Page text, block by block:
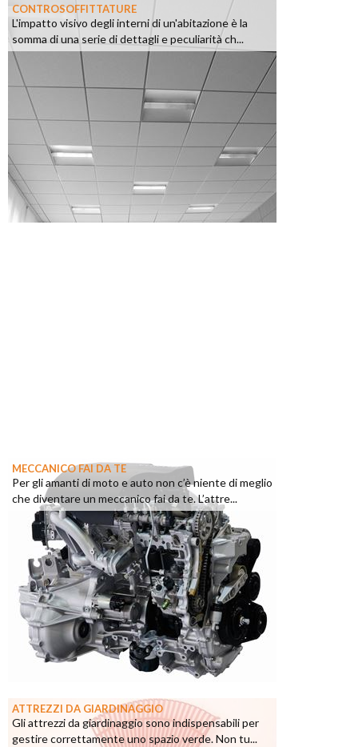
CONTROSOFFITTATURE
L'impatto visivo degli interni di un'abitazione è la
somma di una serie di dettagli e peculiarità ch...
MECCANICO FAI DA TE
Per gli amanti di moto e auto non c’è niente di meglio
che diventare un meccanico fai da te. L’attre...
ATTREZZI DA GIARDINAGGIO
Gli attrezzi da giardinaggio sono indispensabili per
gestire correttamente uno spazio verde. Non tu...